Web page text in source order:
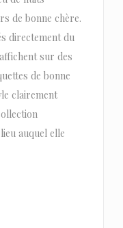
de bonne chère.
directement du
sur des
de bonne
clairement
auquel elle